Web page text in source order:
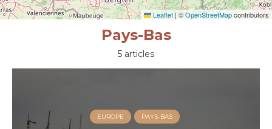
Leaflet | ©OpenStreetMapcontributors
Pays-Bas
5 articles
EUROPE PAYS-BAS